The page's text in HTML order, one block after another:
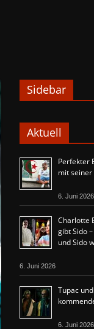
Sidebar
Aktuell
Perfekter
mit seiner
6. Juni 2026
Charlotte
gibt Sido
und Sido
6. Juni 2026
Tupac
6. Juni 2026